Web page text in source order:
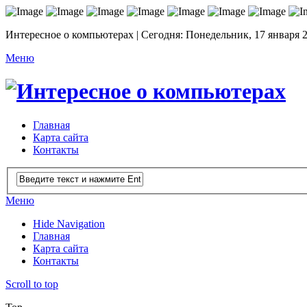
Интересное о компьютерах | Сегодня: Понедельник, 17 января
Меню
Главная
Карта сайта
Контакты
Меню
Hide Navigation
Главная
Карта сайта
Контакты
Scroll to top